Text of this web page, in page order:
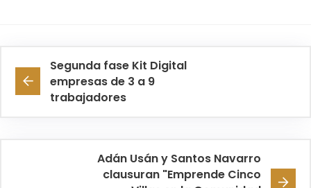
Segunda fase Kit Digital
empresas de 3 a 9
trabajadores
Adán Usán y Santos Navarro
clausuran "Emprende Cinco